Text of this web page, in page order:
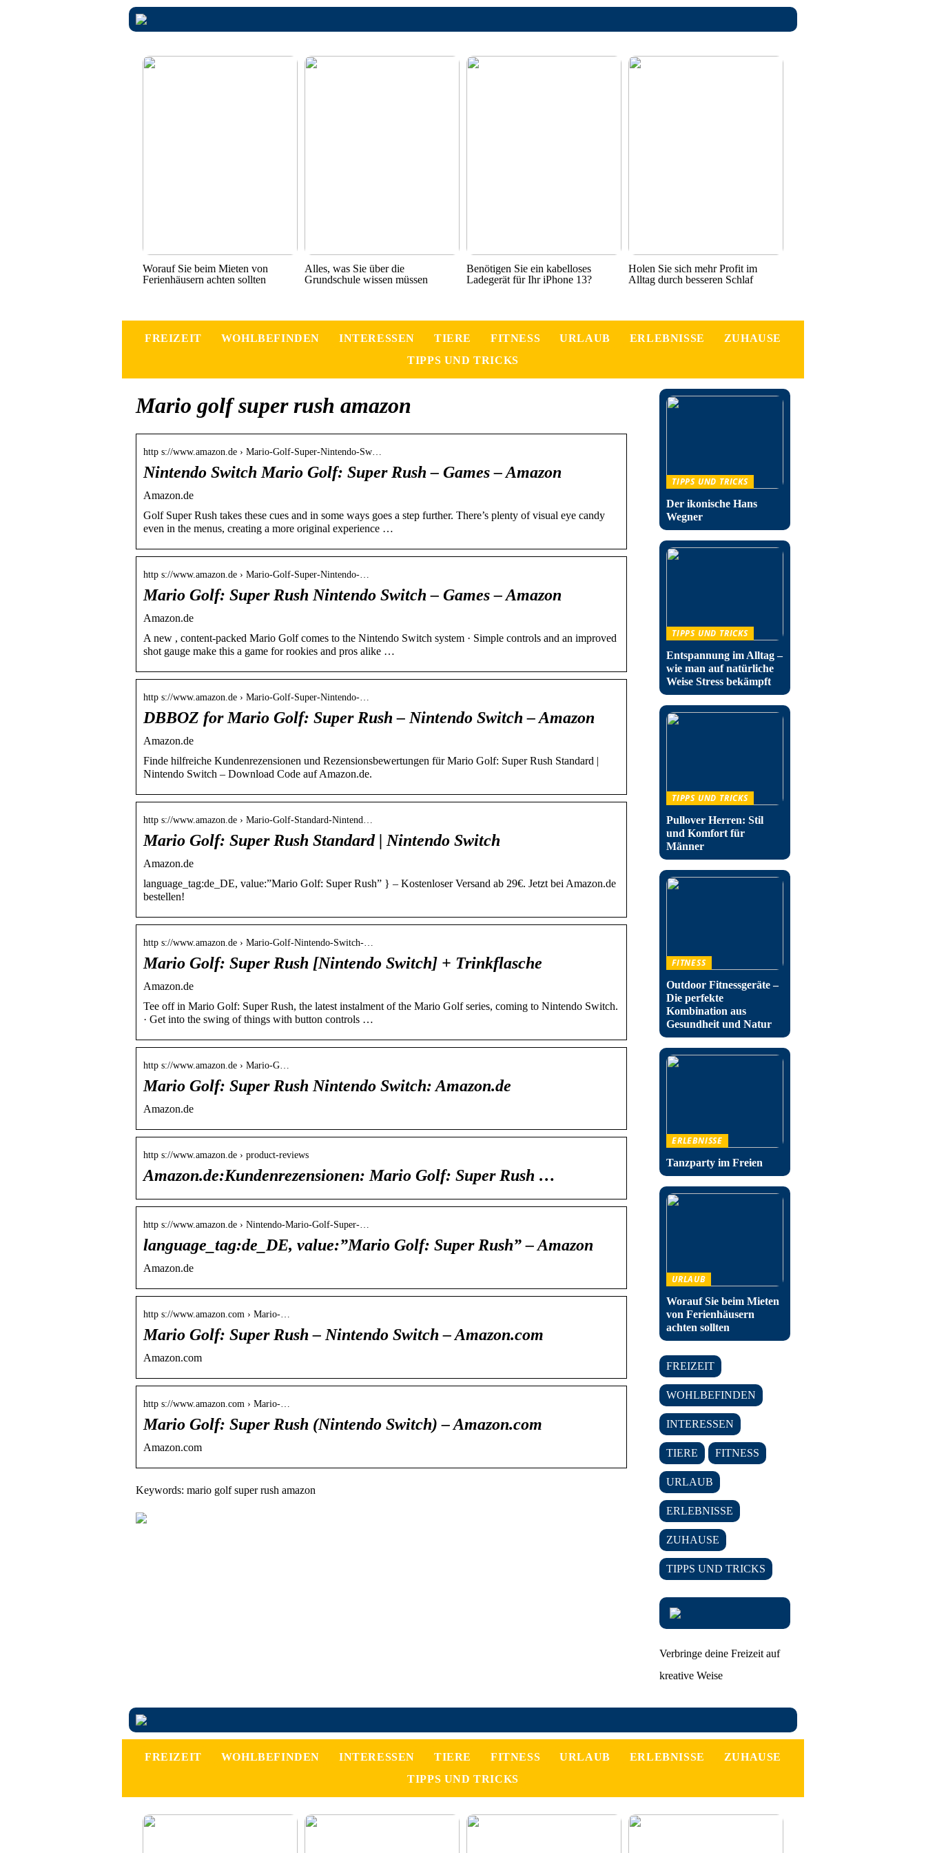
Worauf Sie beim Mieten von
Ferienhäusern achten sollten
Alles, was Sie über die
Grundschule wissen müssen
Benötigen Sie ein kabelloses
Ladegerät für Ihr iPhone 13?
Holen Sie sich mehr Profit im
Alltag durch besseren Schlaf
FREIZEIT WOHLBEFINDEN INTERESSEN TIERE FITNESS URLAUB ERLEBNISSE
ZUHAUSE
TIPPS UND TRICKS
Mario golf super rush amazon
http s://www.amazon.de › Mario-Golf-Super-Nintendo-Sw…
Nintendo Switch Mario Golf: Super Rush – Games – Amazon
Amazon.de
Golf Super Rush takes these cues and in some ways goes a step further. There’s plenty of visual eye candy
even in the menus, creating a more original experience …
http s://www.amazon.de › Mario-Golf-Super-Nintendo-…
Mario Golf: Super Rush Nintendo Switch – Games – Amazon
Amazon.de
A new , content-packed Mario Golf comes to the Nintendo Switch system · Simple controls and an improved
shot gauge make this a game for rookies and pros alike …
http s://www.amazon.de › Mario-Golf-Super-Nintendo-…
DBBOZ for Mario Golf: Super Rush – Nintendo Switch – Amazon
Amazon.de
Finde hilfreiche Kundenrezensionen und Rezensionsbewertungen für Mario Golf: Super Rush Standard |
Nintendo Switch – Download Code auf Amazon.de.
http s://www.amazon.de › Mario-Golf-Standard-Nintend…
Mario Golf: Super Rush Standard | Nintendo Switch
Amazon.de
language_tag:de_DE, value:”Mario Golf: Super Rush” } – Kostenloser Versand ab 29€. Jetzt bei Amazon.de
bestellen!
http s://www.amazon.de › Mario-Golf-Nintendo-Switch-…
Mario Golf: Super Rush [Nintendo Switch] + Trinkflasche
Amazon.de
Tee off in Mario Golf: Super Rush, the latest instalment of the Mario Golf series, coming to Nintendo Switch.
· Get into the swing of things with button controls …
http s://www.amazon.de › Mario-G…
Mario Golf: Super Rush Nintendo Switch: Amazon.de
Amazon.de
http s://www.amazon.de › product-reviews
Amazon.de:Kundenrezensionen: Mario Golf: Super Rush …
http s://www.amazon.de › Nintendo-Mario-Golf-Super-…
language_tag:de_DE, value:”Mario Golf: Super Rush” – Amazon
Amazon.de
http s://www.amazon.com › Mario-…
Mario Golf: Super Rush – Nintendo Switch – Amazon.com
Amazon.com
http s://www.amazon.com › Mario-…
Mario Golf: Super Rush (Nintendo Switch) – Amazon.com
Amazon.com
Keywords: mario golf super rush amazon
TIPPS UND TRICKS
Der ikonische Hans
Wegner
TIPPS UND TRICKS
Entspannung im Alltag –
wie man auf natürliche
Weise Stress bekämpft
TIPPS UND TRICKS
Pullover Herren: Stil
und Komfort für
Männer
FITNESS
Outdoor Fitnessgeräte –
Die perfekte
Kombination aus
Gesundheit und Natur
ERLEBNISSE
Tanzparty im Freien
URLAUB
Worauf Sie beim Mieten
von Ferienhäusern
achten sollten
FREIZEIT
WOHLBEFINDEN
INTERESSEN
TIERE FITNESS
URLAUB
ERLEBNISSE
ZUHAUSE
TIPPS UND TRICKS
Verbringe deine Freizeit auf
kreative Weise
FREIZEIT WOHLBEFINDEN INTERESSEN TIERE FITNESS URLAUB ERLEBNISSE
ZUHAUSE
TIPPS UND TRICKS